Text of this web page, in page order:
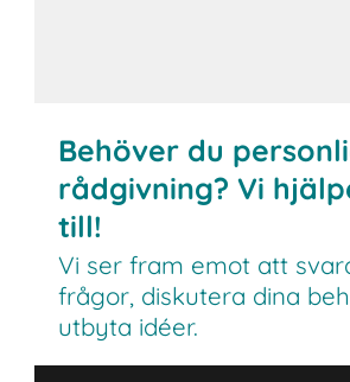
Behöver du
rådgivning? Vi
till!
Vi ser fram emot att
frågor, diskutera dina
utbyta idéer.